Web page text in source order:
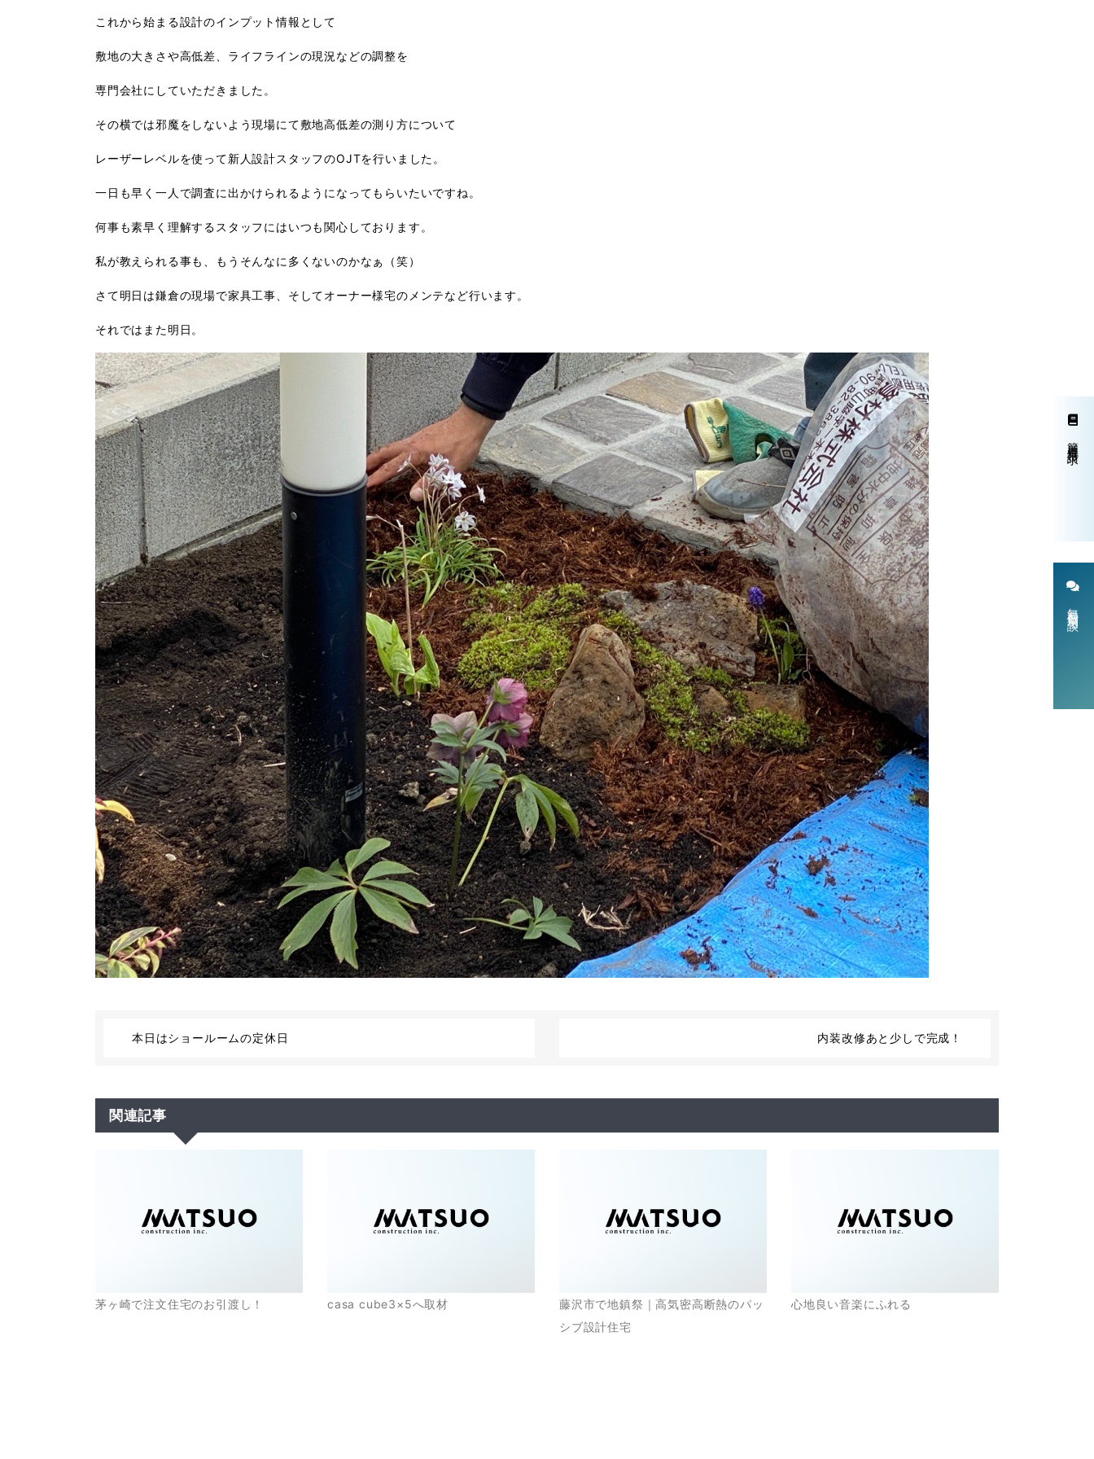
これから始まる設計のインプット情報として
敷地の大きさや高低差、ライフラインの現況などの調整を
専門会社にしていただきました。
その横では邪魔をしないよう現場にて敷地高低差の測り方について
レーザーレベルを使って新人設計スタッフのOJTを行いました。
一日も早く一人で調査に出かけられるようになってもらいたいですね。
何事も素早く理解するスタッフにはいつも関心しております。
私が教えられる事も、もうそんなに多くないのかなぁ（笑）
さて明日は鎌倉の現場で家具工事、そしてオーナー様宅のメンテなど行います。
それではまた明日。
本日はショールームの定休日 内装改修あと少しで完成！
関連記事
茅ヶ崎で注文住宅のお引渡し！ casa cube3×5へ取材
藤沢市で地鎮祭｜高気密高断熱のパッ
シブ設計住宅
心地良い音楽にふれる
簡単資料請求
無料個別相談